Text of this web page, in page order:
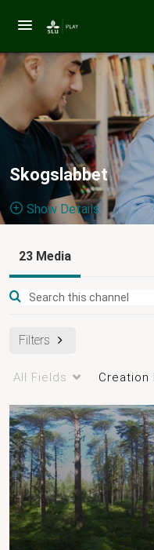
Skogslabbet
Show Details
Managers
gymnasieskolan
23 Media
Filters
All Fields Creation